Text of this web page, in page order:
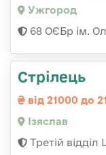
Ужгород
68 ОЄБр ім.
Стрілець
від 21000 до
Ізяслав
Третій